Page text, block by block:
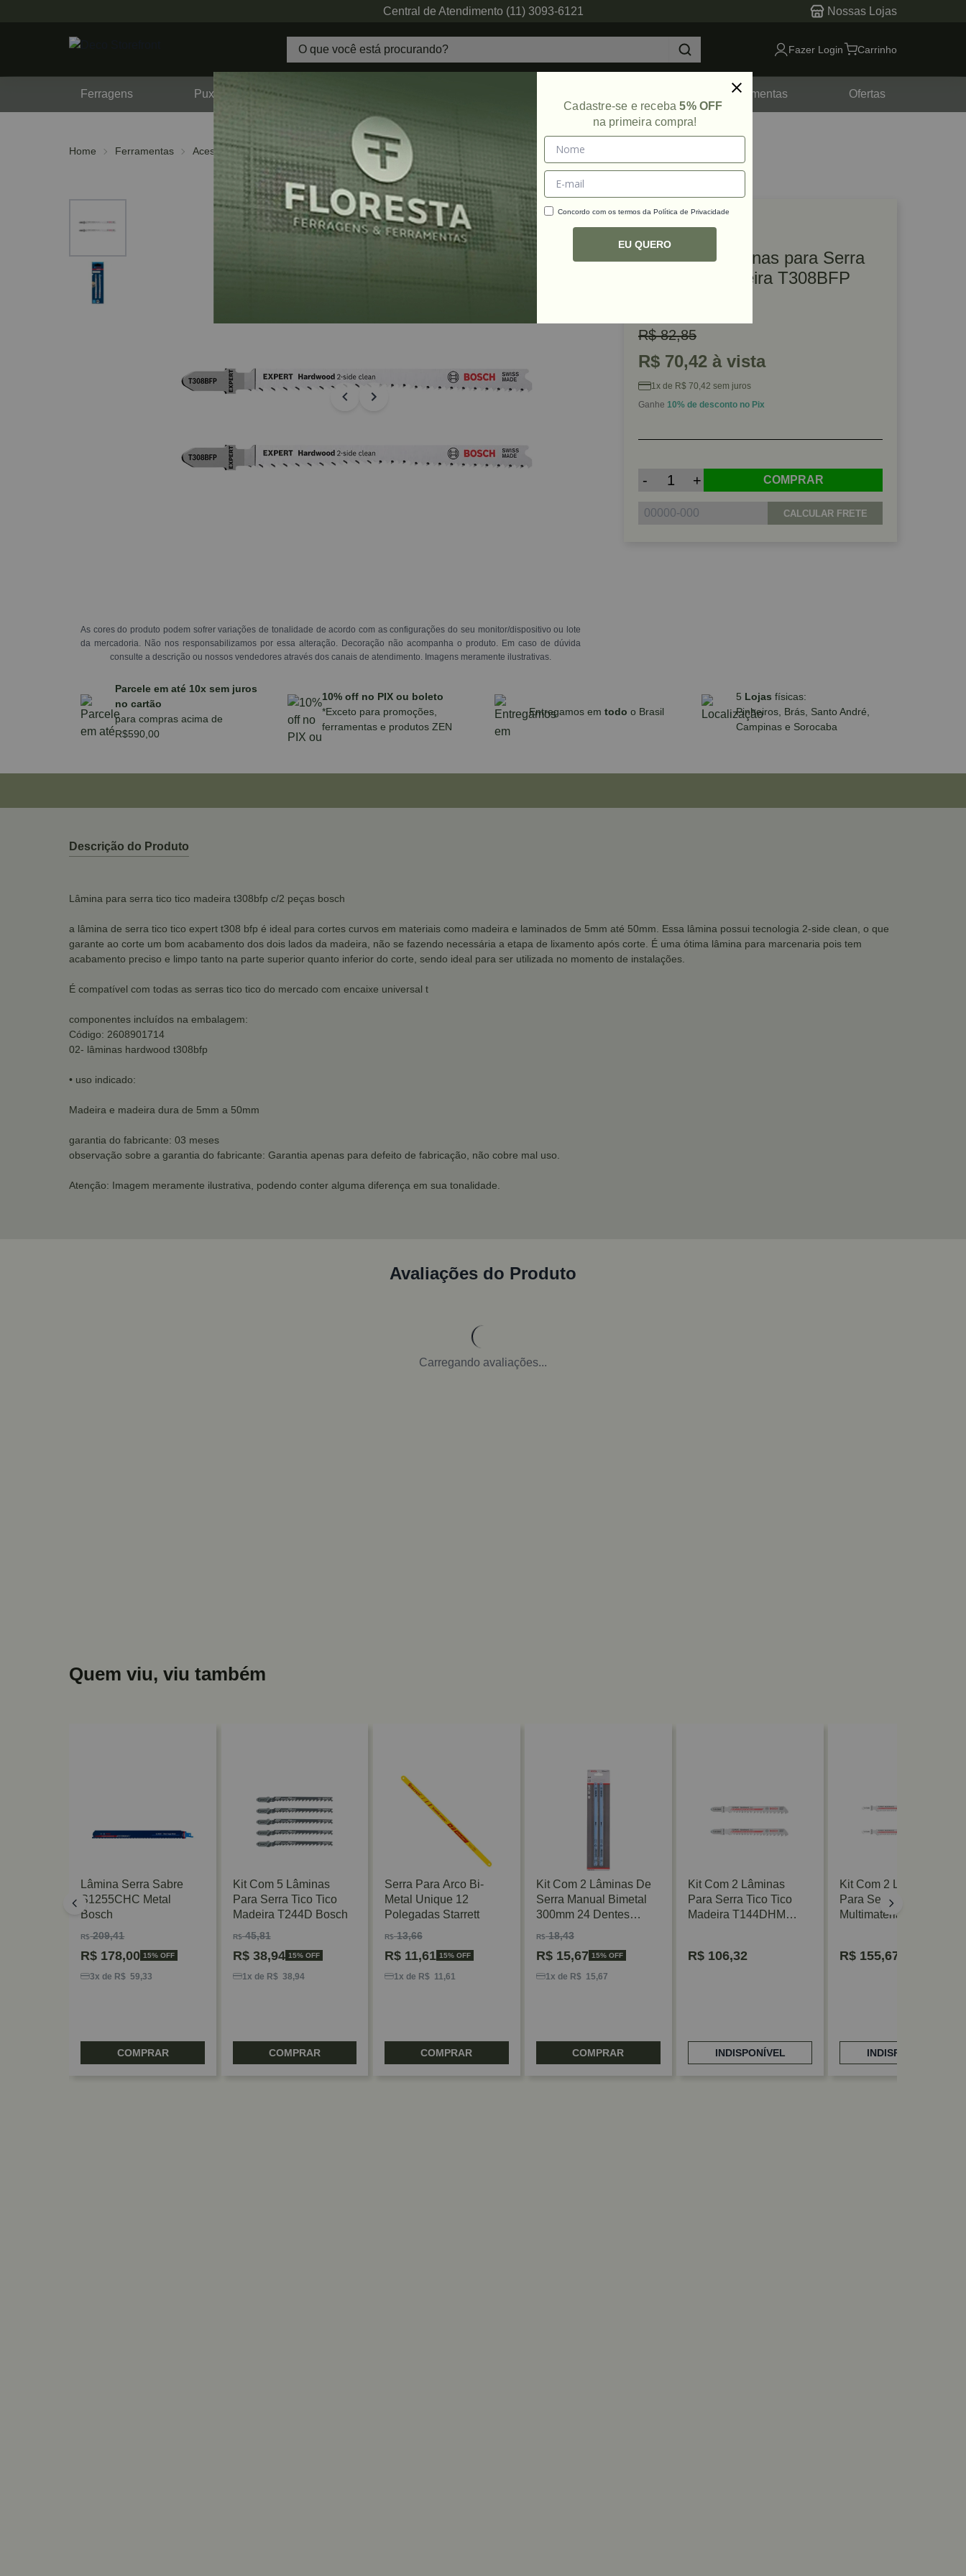
Central de Atendimento (11) 3093-6121 Nossas Lojas
Fazer Login Carrinho
Ferragens Puxadores Ferramentas Ofertas
Home Ferramentas Acessórios Serras
As cores do produto podem sofrer variações de tonalidade de acordo com as configurações do seu monitor/dispositivo ou lote
da mercadoria. Não nos responsabilizamos por essa alteração. Decoração não acompanha o produto. Em caso de dúvida
consulte a descrição ou nossos vendedores através dos canais de atendimento. Imagens meramente ilustrativas.
Ref: 69368
Kit com 2 Lâminas para Serra
Tico Tico Madeira T308BFP
R$ 82,85
R$ 70,42 à vista
1x de R$ 70,42 sem juros
Ganhe 10% de desconto no Pix
- + COMPRAR
CALCULAR FRETE
Parcele em até 10x sem juros
no cartão
para compras acima de
R$590,00
10% off no PIX ou boleto
*Exceto para promoções,
ferramentas e produtos ZEN
Entregamos em todo o Brasil
5 Lojas físicas:
Pinheiros, Brás, Santo André,
Campinas e Sorocaba
Descrição do Produto
Lâmina para serra tico tico madeira t308bfp c/2 peças bosch
a lâmina de serra tico tico expert t308 bfp é ideal para cortes curvos em materiais como madeira e laminados de 5mm até 50mm. Essa lâmina possui tecnologia 2-side clean, o que
garante ao corte um bom acabamento dos dois lados da madeira, não se fazendo necessária a etapa de lixamento após corte. É uma ótima lâmina para marcenaria pois tem
acabamento preciso e limpo tanto na parte superior quanto inferior do corte, sendo ideal para ser utilizada no momento de instalações.
É compatível com todas as serras tico tico do mercado com encaixe universal t
componentes incluídos na embalagem:
Código: 2608901714
02- lâminas hardwood t308bfp
• uso indicado:
Madeira e madeira dura de 5mm a 50mm
garantia do fabricante: 03 meses
observação sobre a garantia do fabricante: Garantia apenas para defeito de fabricação, não cobre mal uso.
Atenção: Imagem meramente ilustrativa, podendo conter alguma diferença em sua tonalidade.
Avaliações do Produto
Carregando avaliações...
Quem viu, viu também
Lâmina Serra Sabre
S1255CHC Metal
Bosch
R$209,41
R$ 178,00 15% OFF
3x de R$ 59,33
COMPRAR
Kit Com 5 Lâminas
Para Serra Tico Tico
Madeira T244D Bosch
R$45,81
R$38,94 15% OFF
1x de R$ 38,94
COMPRAR
Serra Para Arco Bi-
Metal Unique 12
Polegadas Starrett
R$13,66
R$11,61 15% OFF
1x de R$ 11,61
COMPRAR
Kit Com 2 Lâminas De
Serra Manual Bimetal
300mm 24 Dentes
Bosch
R$18,43
R$15,67 15% OFF
1x de R$ 15,67
COMPRAR
Kit Com 2 Lâminas
Para Serra Tico Tico
Madeira T144DHM
R$ 106,32
INDISPONÍVEL
Kit Com 2 Lâminas
Para Serra Tico Tico
Multimaterial T367XHM
R$ 155,67
INDISPONÍVEL
Cadastre-se e receba5% OFF
na primeira compra!
Concordo com os termos da Política de Privacidade
EU QUERO